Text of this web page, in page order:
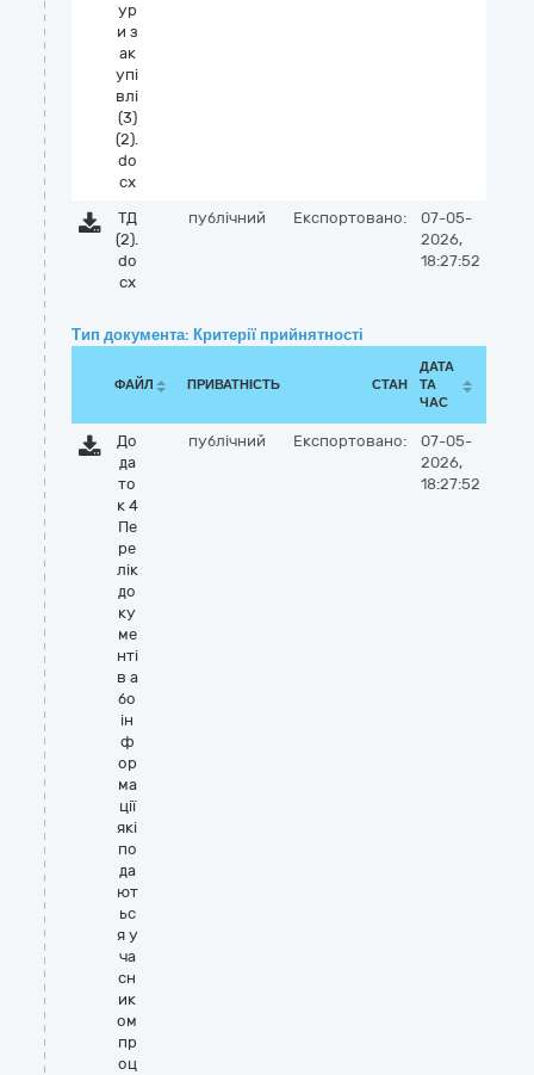
ур
и з
ак
упі
влі
(3)
(2).
do
cx
ТД
(2).
do
cx
публічний Експортовано:
07-05-
2026,
18:27:52
Тип документа: Критерії прийнятності
ФАЙЛ ПРИВАТНІСТЬ СТАН
ДАТА
ТА
ЧАС
До
да
то
к 4
Пе
ре
лік
до
ку
ме
нті
в а
бо
ін
ф
ор
ма
ції
які
по
да
ют
ьс
я у
ча
сн
ик
ом
пр
оц
публічний Експортовано:
07-05-
2026,
18:27:52